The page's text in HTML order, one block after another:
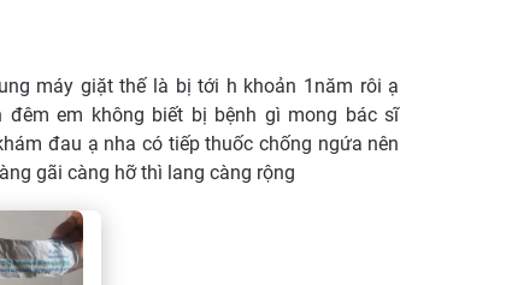
máy giặt thế là bị tới h khoản 1năm rôi ạ
em không biết bị bệnh gì mong bác sĩ
đau ạ nha có tiếp thuốc chống ngứa nên
gãi càng hỡ thì lang càng rộng